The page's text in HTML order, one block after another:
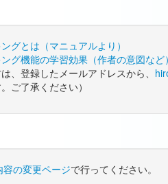
グとは（マニュアルより）
グ機能の学習効果（作者の意図など
、登録したメールアドレスから、
ご了承ください）
容の変更ページで行ってください。